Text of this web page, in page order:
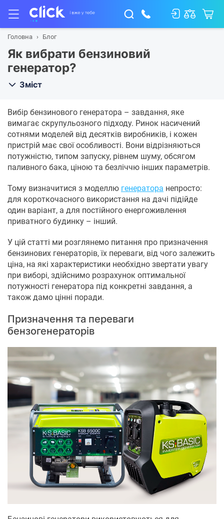
Головна Блог
Як вибрати бензиновий
генератор?
Зміст
Вибір бензинового генератора – завдання, яке
вимагає скрупульозного підходу. Ринок насичений
сотнями моделей від десятків виробників, і кожен
пристрій має свої особливості. Вони відрізняються
потужністю, типом запуску, рівнем шуму, обсягом
паливного бака, ціною та безліччю інших параметрів.
Тому визначитися з моделлю генератора непросто:
для короткочасного використання на дачі підійде
один варіант, а для постійного енергоживлення
приватного будинку – інший.
У цій статті ми розглянемо питання про призначення
бензинових генераторів, їх переваги, від чого залежить
ціна, на які характеристики необхідно звертати увагу
при виборі, здійснимо розрахунок оптимальної
потужності генератора під конкретні завдання, а
також дамо цінні поради.
Призначення та переваги
бензогенераторів